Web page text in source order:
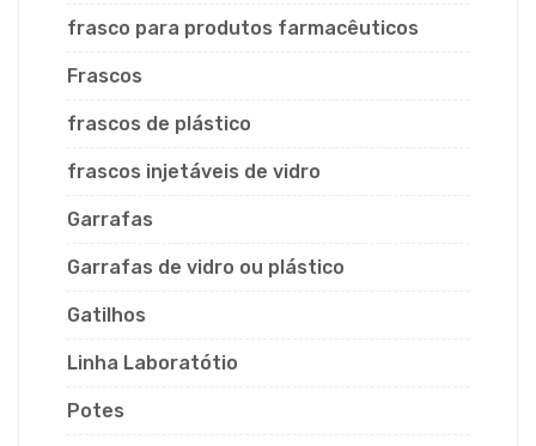
frasco para produtos farmacêuticos
Frascos
frascos de plástico
frascos injetáveis de vidro
Garrafas
Garrafas de vidro ou plástico
Gatilhos
Linha Laboratótio
Potes